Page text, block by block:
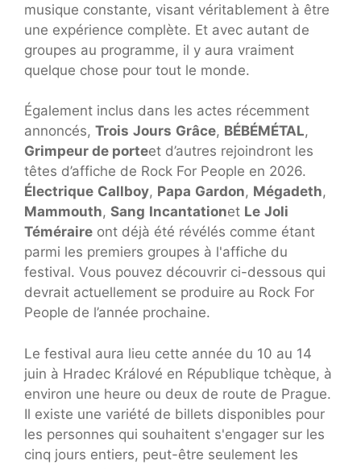
musique constante, visant véritablement à être
une expérience complète. Et avec autant de
groupes au programme, il y aura vraiment
quelque chose pour tout le monde.
Également inclus dans les actes récemment
annoncés, Trois Jours Grâce, BÉBÉMÉTAL,
Grimpeur de porteet d’autres rejoindront les
têtes d’affiche de Rock For People en 2026.
Électrique Callboy, Papa Gardon, Mégadeth,
Mammouth, Sang Incantationet Le Joli
Téméraire ont déjà été révélés comme étant
parmi les premiers groupes à l'affiche du
festival. Vous pouvez découvrir ci-dessous qui
devrait actuellement se produire au Rock For
People de l’année prochaine.
Le festival aura lieu cette année du 10 au 14
juin à Hradec Králové en République tchèque, à
environ une heure ou deux de route de Prague.
Il existe une variété de billets disponibles pour
les personnes qui souhaitent s'engager sur les
cinq jours entiers, peut-être seulement les